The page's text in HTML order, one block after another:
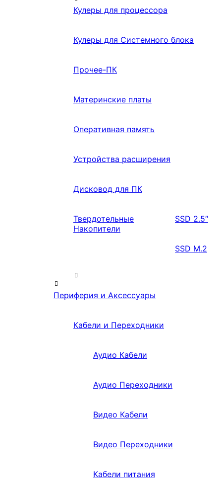
Кулеры для процессора
Кулеры для Системного блока
Прочее-ПК
Материнские платы
Оперативная память
Устройства расширения
Дисковод для ПК
Твердотельные
Накопители
SSD 2.5″
SSD M.2
Периферия и Аксессуары
Кабели и Переходники
Аудио Кабели
Аудио Переходники
Видео Кабели
Видео Переходники
Кабели питания